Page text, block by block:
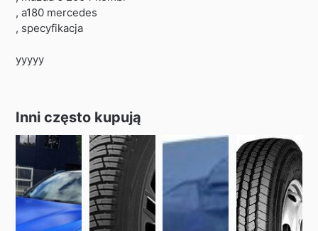
, a180 mercedes
, specyfikacja
yyyyy
Inni często kupują